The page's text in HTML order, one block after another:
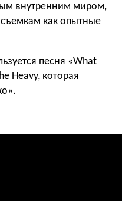
внутренним миром,
как опытные
песня «What
Heavy, которая